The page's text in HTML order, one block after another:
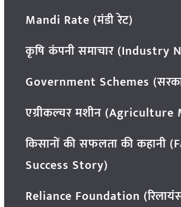
Mandi Rate (मंडी रेट)
कृषि कंपनी समाचार (Industry
Government Schemes
एग्रीकल्चर मशीन
किसानों की सफलता की कहानी
Success Story)
Reliance Foundation